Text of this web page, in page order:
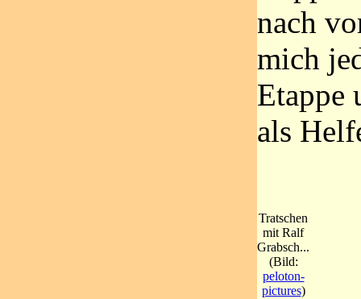
nach
mich
Etappe
als
Tratschen
mit Ralf
Grabsch...
(Bild:
peloton-
pictures)